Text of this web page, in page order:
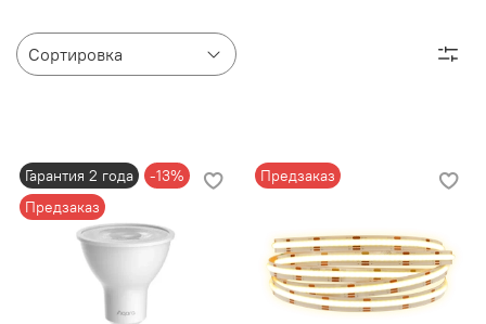
Гарантия 2 года
-13%
Предзаказ
Предзаказ